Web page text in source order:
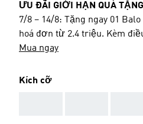
ƯU ĐÃI GIỚI HẠN QUÀ
7/8 – 14/8: Tặng ngay 01
hoá đơn từ 2.4 triệu. Kèm
Mua ngay
Kích cỡ